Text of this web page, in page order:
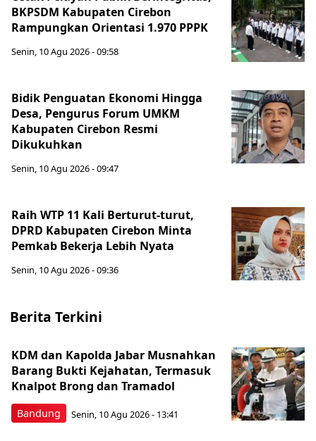
BKPSDM Kabupaten Cirebon
Rampungkan Orientasi 1.970 PPPK
Senin, 10 Agu 2026 - 09:58
Bidik Penguatan Ekonomi Hingga
Desa, Pengurus Forum UMKM
Kabupaten Cirebon Resmi
Dikukuhkan
Senin, 10 Agu 2026 - 09:47
Raih WTP 11 Kali Berturut-turut,
DPRD Kabupaten Cirebon Minta
Pemkab Bekerja Lebih Nyata
Senin, 10 Agu 2026 - 09:36
Berita Terkini
Bandung
KDM dan Kapolda Jabar Musnahkan
Barang Bukti Kejahatan, Termasuk
Knalpot Brong dan Tramadol
Senin, 10 Agu 2026 - 13:41